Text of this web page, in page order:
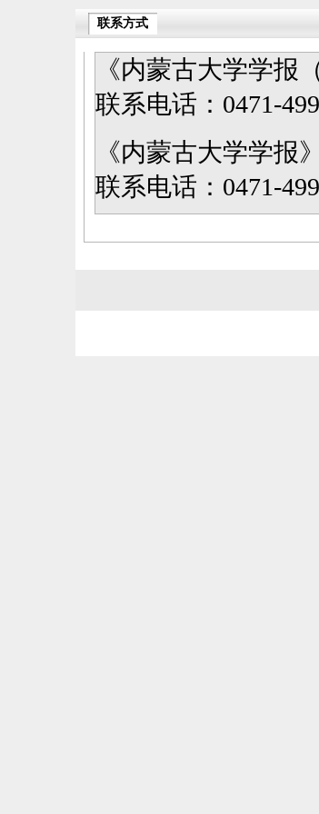
联系方式
《内蒙古大学学报
联系电话：0471-
《内蒙古大学学报
联系电话：0471-